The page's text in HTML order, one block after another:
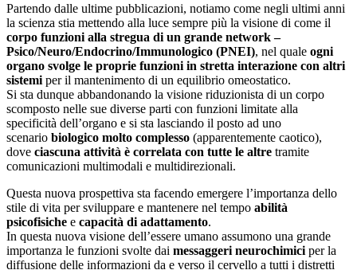
Partendo dalle ultime pubblicazioni, notiamo come negli ultimi anni
la scienza stia mettendo alla luce sempre più la visione di come il
corpo funzioni alla stregua di un grande network –
Psico/Neuro/Endocrino/Immunologico (PNEI), nel quale ogni
organo svolge le proprie funzioni in stretta interazione con altri
sistemi per il mantenimento di un equilibrio omeostatico.
Si sta dunque abbandonando la visione riduzionista di un corpo
scomposto nelle sue diverse parti con funzioni limitate alla
specificità dell’organo e si sta lasciando il posto ad uno
scenario biologico molto complesso (apparentemente caotico),
dove ciascuna attività è correlata con tutte le altre tramite
comunicazioni multimodali e multidirezionali.
Questa nuova prospettiva sta facendo emergere l’importanza dello
stile di vita per sviluppare e mantenere nel tempo abilità
psicofisiche e capacità di adattamento.
In questa nuova visione dell’essere umano assumono una grande
importanza le funzioni svolte dai messaggeri neurochimici per la
diffusione delle informazioni da e verso il cervello a tutti i distretti